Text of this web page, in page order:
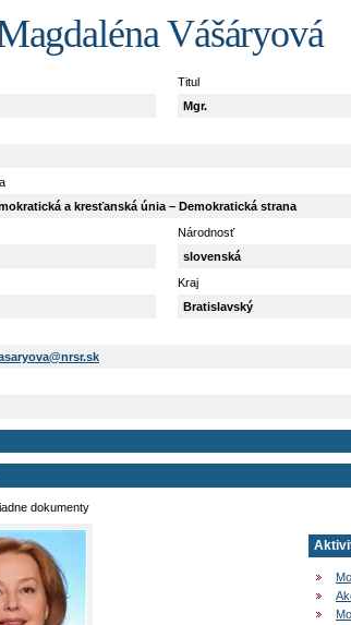
Vášáryová
Titul
Mgr.
a kresťanská únia – Demokratická strana
Národnosť
slovenská
Kraj
Bratislavský
dokumenty